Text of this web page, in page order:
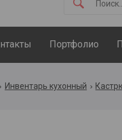
Портфолио
Инвентарь кухонный